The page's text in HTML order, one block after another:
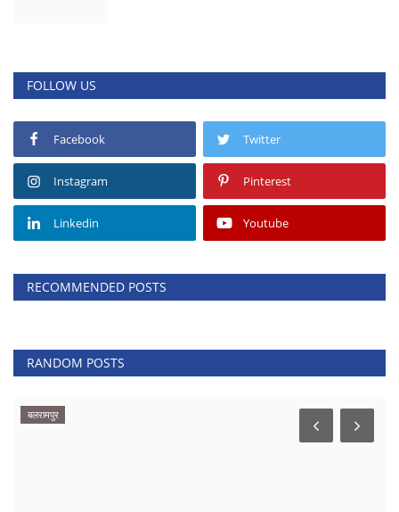
FOLLOW US
Facebook Twitter
Instagram Pinterest
Linkedin Youtube
RECOMMENDED POSTS
RANDOM POSTS